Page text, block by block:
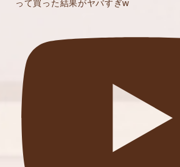
って買った結果がヤバすぎw